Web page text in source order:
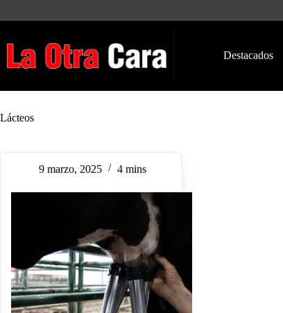
Destacados
Lácteos
9 marzo, 2025 4 mins